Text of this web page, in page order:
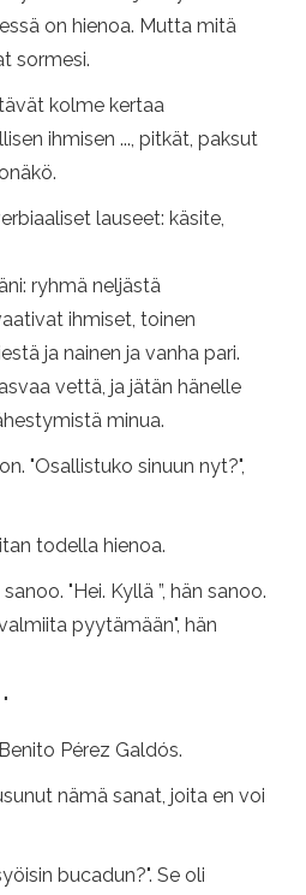
on hienoa. Mutta mitä
sormesi.
kolme kertaa
ihmisen ..., pitkät, paksut
lauseet: käsite,
ryhmä neljästä
ihmiset, toinen
ja nainen ja vanha pari.
vettä, ja jätän hänelle
minua.
"Osallistuko sinuun nyt?",
todella hienoa.
"Hei. Kyllä ”, hän sanoo.
pyytämään", hän
Pérez Galdós.
nämä sanat, joita en voi
bucadun?". Se oli